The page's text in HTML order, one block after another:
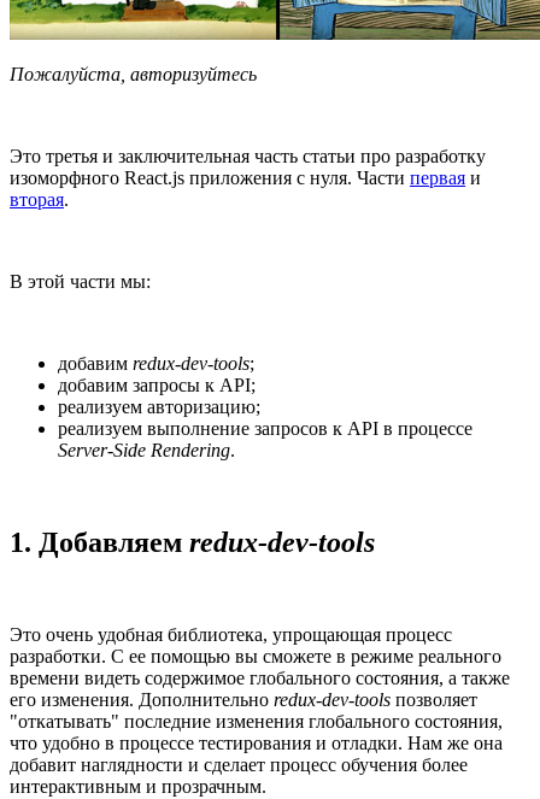
Пожалуйста, авторизуйтесь
Это третья и заключительная часть статьи про разработку
изоморфного React.js приложения с нуля. Части первая и
вторая.
В этой части мы:
добавим redux-dev-tools;
добавим запросы к API;
реализуем авторизацию;
реализуем выполнение запросов к API в процессе
Server-Side Rendering.
1. Добавляем redux-dev-tools
Это очень удобная библиотека, упрощающая процесс
разработки. С ее помощью вы сможете в режиме реального
времени видеть содержимое глобального состояния, а также
его изменения. Дополнительно redux-dev-tools позволяет
"откатывать" последние изменения глобального состояния,
что удобно в процессе тестирования и отладки. Нам же она
добавит наглядности и сделает процесс обучения более
интерактивным и прозрачным.